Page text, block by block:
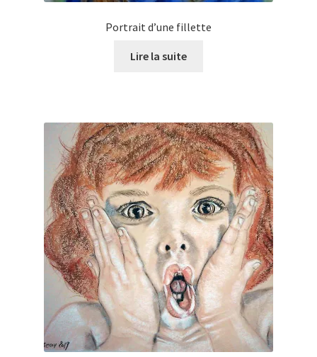
Portrait d’une fillette
Lire la suite